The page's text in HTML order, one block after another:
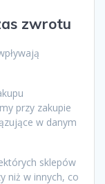
zwrotu
przy zakupie
w danym
sklepów
niż w innych, co